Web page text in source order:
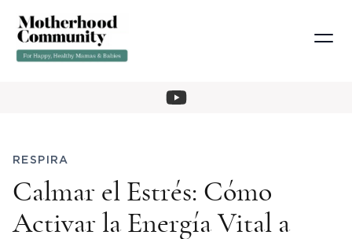
RESPIRA
Calmar el Estrés: Cómo
Activar la Energía Vital a